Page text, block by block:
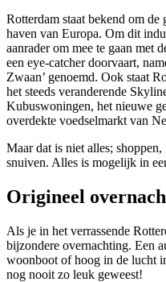
Rotterdam staat bekend om
haven van Europa. Om dit
aanrader om mee te gaan met
een eye-catcher doorvaart,
Zwaan’ genoemd. Ook staat
het steeds veranderende
Kubuswoningen, het nieuwe
overdekte voedselmarkt van
Maar dat is niet alles;
snuiven. Alles is mogelijk in
Origineel
Als je in het verrassende
bijzondere overnachting. Een
woonboot of hoog in de lucht
nog nooit zo leuk geweest!